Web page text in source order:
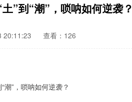
”到“潮”，唢呐如何逆袭？
20:11:23 查看：126